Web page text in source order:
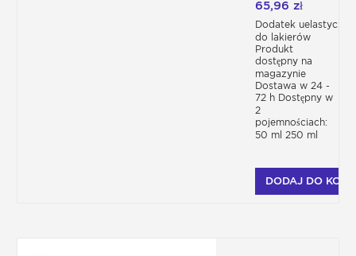
65,96 zł
Dodatek
do lakierów
Produkt
dostępny na
magazynie
Dostawa w 24 -
72 h Dostępny w
2
pojemnościach:
50 ml 250 ml
DODAJ DO